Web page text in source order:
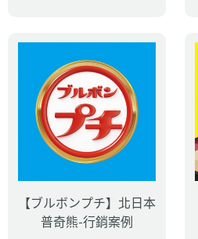
【ブルボンプチ】北日本
普奇熊-行銷案例